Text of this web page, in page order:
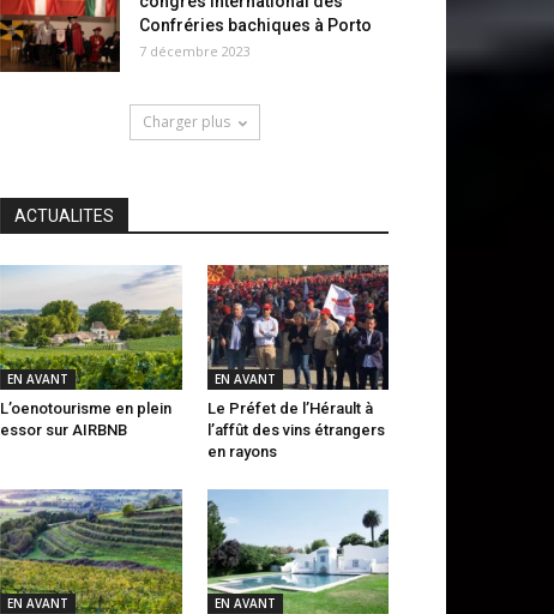
Confréries bachiques à Porto
7 décembre 2023
Charger plus
ACTUALITES
EN AVANT
L’oenotourisme en plein
essor sur AIRBNB
EN AVANT
Le Préfet de l’Hérault à
l’affût des vins étrangers
en rayons
EN AVANT EN AVANT